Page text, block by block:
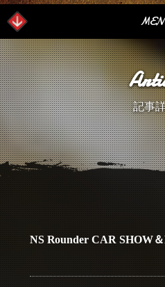
Our Serivce
業務内容
Parts Sales
パーツ情報
Blog
つぶやき
記事
NS Rounder CAR SHOW